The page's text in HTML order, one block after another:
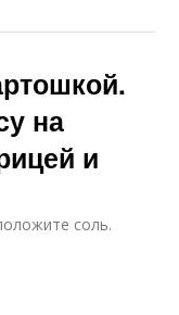
на
и
соль.